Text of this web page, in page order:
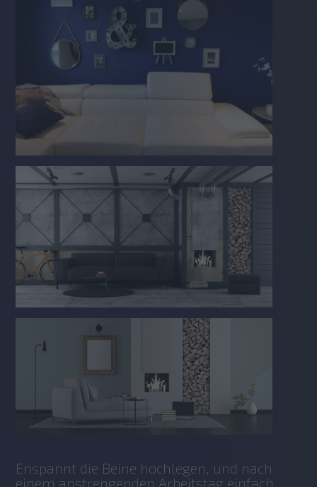
Enspannt die Beine hochlegen, und nach
einem anstrengenden Arbeitstag einfach